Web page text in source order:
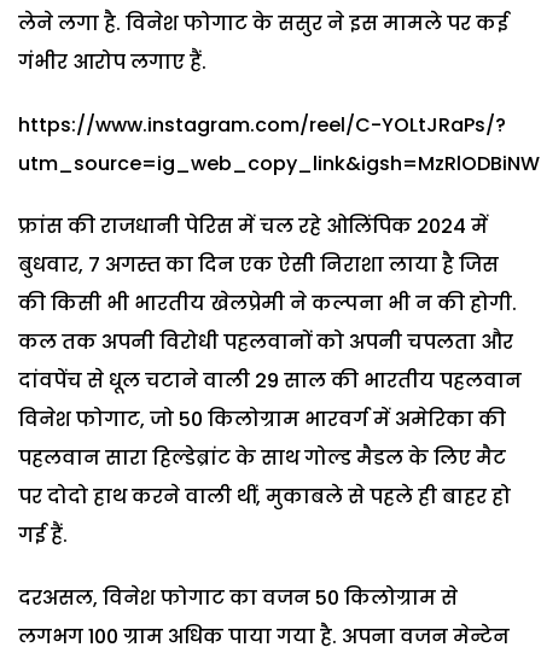
लेने लगा है. विनेश फोगाट के ससुर ने इस मामले पर कई
गंभीर आरोप लगाए हैं.
https://www.instagram.com/reel/C-YOLtJRaPs/?
फ्रांस की राजधानी पेरिस में चल रहे ओलिंपिक 2024 में
बुधवार, 7 अगस्त का दिन एक ऐसी निराशा लाया है जिस
की किसी भी भारतीय खेलप्रेमी ने कल्पना भी न की होगी.
कल तक अपनी विरोधी पहलवानों को अपनी चपलता और
दांवपेंच से धूल चटाने वाली 29 साल की भारतीय पहलवान
विनेश फोगाट, जो 50 किलोग्राम भारवर्ग में अमेरिका की
पहलवान सारा हिल्डेब्रांट के साथ गोल्ड मैडल के लिए मैट
पर दोदो हाथ करने वाली थीं, मुकाबले से पहले ही बाहर हो
गई हैं.
दरअसल, विनेश फोगाट का वजन 50 किलोग्राम से
लगभग 100 ग्राम अधिक पाया गया है. अपना वजन मेन्टेन